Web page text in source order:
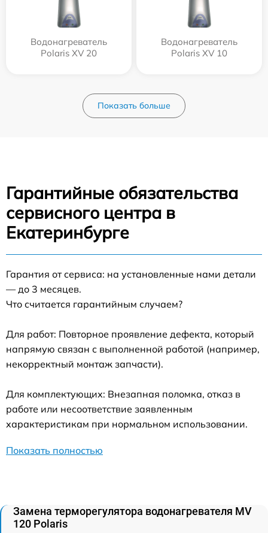
Водонагреватель
Polaris XV 20
Водонагреватель
Polaris XV 10
Показать больше
Гарантийные обязательства
сервисного центра в
Екатеринбурге
Гарантия от сервиса: на установленные нами детали
— до 3 месяцев.
Что считается гарантийным случаем?
Для работ: Повторное проявление дефекта, который
напрямую связан с выполненной работой (например,
некорректный монтаж запчасти).
Для комплектующих: Внезапная поломка, отказ в
работе или несоответствие заявленным
характеристикам при нормальном использовании.
Показать полностью
Замена терморегулятора водонагревателя MV
120 Polaris